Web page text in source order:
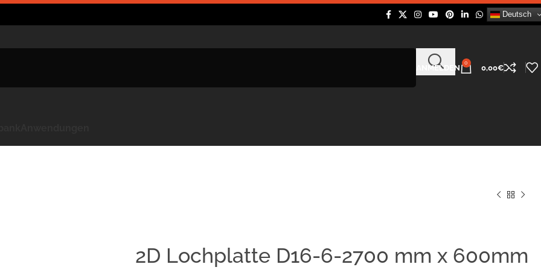
Deutsch
ANMELDEN
0
0,00€
2D Lochplatte D16-6-2700 mm x 600mm